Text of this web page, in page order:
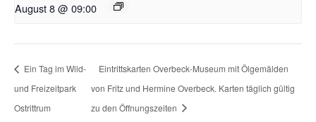
August 8 @ 09:00
Ein Tag im Wild-
und Freizeitpark
Ostrittrum
Eintrittskarten Overbeck-Museum mit Ölgemälden
von Fritz und Hermine Overbeck. Karten täglich gültig
zu den Öffnungszeiten